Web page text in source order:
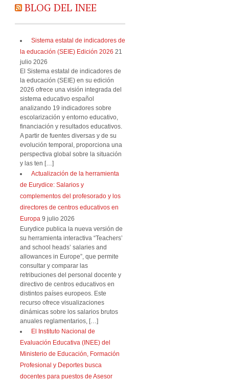
BLOG DEL INEE
Sistema estatal de indicadores de
la educación (SEIE) Edición 2026 21
julio 2026
El Sistema estatal de indicadores de
la educación (SEIE) en su edición
2026 ofrece una visión integrada del
sistema educativo español
analizando 19 indicadores sobre
escolarización y entorno educativo,
financiación y resultados educativos.
A partir de fuentes diversas y de su
evolución temporal, proporciona una
perspectiva global sobre la situación
y las ten […]
Actualización de la herramienta
de Eurydice: Salarios y
complementos del profesorado y los
directores de centros educativos en
Europa 9 julio 2026
Eurydice publica la nueva versión de
su herramienta interactiva “Teachers’
and school heads’ salaries and
allowances in Europe”, que permite
consultar y comparar las
retribuciones del personal docente y
directivo de centros educativos en
distintos países europeos. Este
recurso ofrece visualizaciones
dinámicas sobre los salarios brutos
anuales reglamentarios, […]
El Instituto Nacional de
Evaluación Educativa (INEE) del
Ministerio de Educación, Formación
Profesional y Deportes busca
docentes para puestos de Asesor